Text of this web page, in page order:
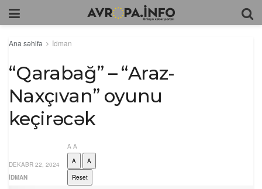
Ana səhifə İdman
“Qarabağ” – “Araz-
Naxçıvan” oyunu
keçirəcək
DEKABR 22, 2024
İDMAN
A A
A
A
Reset